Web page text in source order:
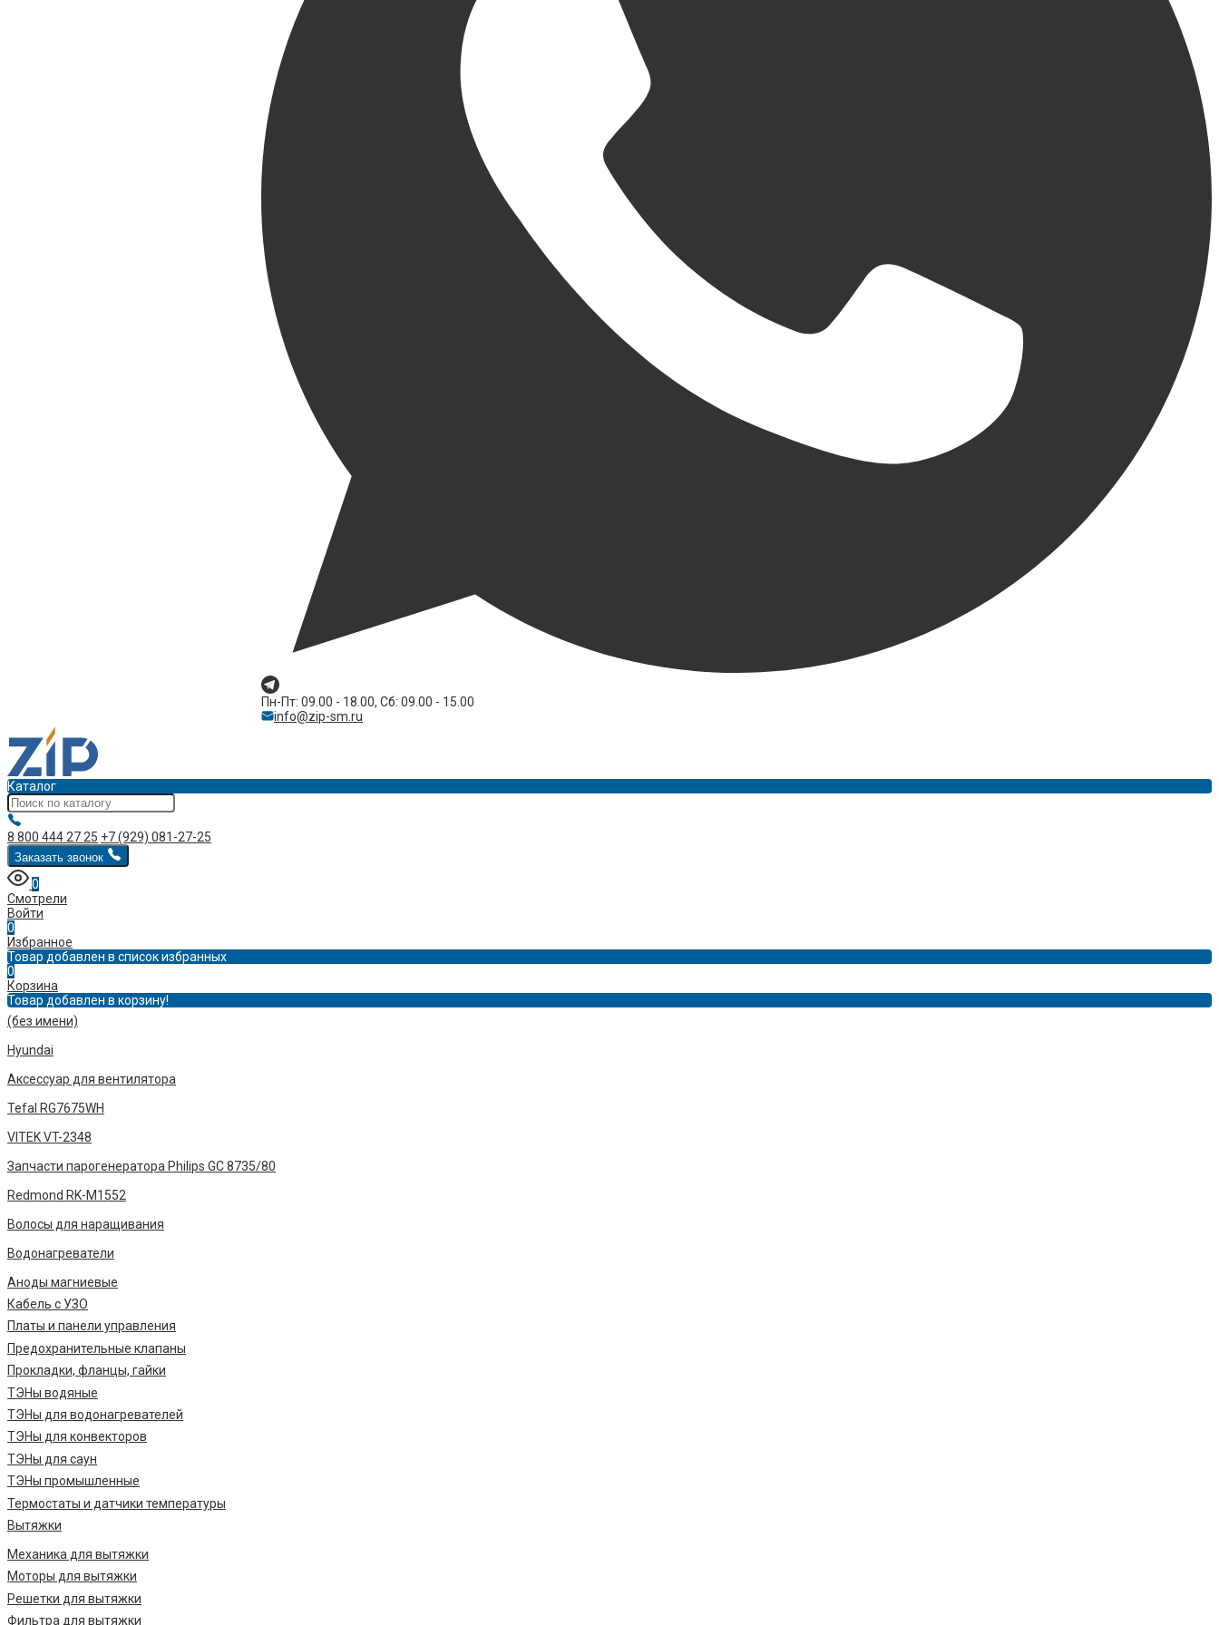
Пн-Пт: 09.00 - 18.00, Сб: 09.00 - 15.00
info@zip-sm.ru
Каталог
8 800 444 27 25 +7 (929) 081-27-25
Заказать звонок
0
Смотрели
Войти
0
Избранное
Товар добавлен в список избранных
0
Корзина
Товар добавлен в корзину!
(без имени)
Hyundai
Аксессуар для вентилятора
Tefal RG7675WH
VITEK VT-2348
Запчасти парогенератора Philips GC 8735/80
Redmond RK-M1552
Волосы для наращивания
Водонагреватели
Аноды магниевые
Кабель с УЗО
Платы и панели управления
Предохранительные клапаны
Прокладки, фланцы, гайки
ТЭНы водяные
ТЭНы для водонагревателей
ТЭНы для конвекторов
ТЭНы для саун
ТЭНы промышленные
Термостаты и датчики температуры
Вытяжки
Механика для вытяжки
Моторы для вытяжки
Решетки для вытяжки
Фильтра для вытяжки